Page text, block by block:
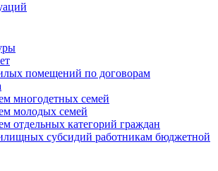
помещений по договорам
многодетных семей
молодых семей
отдельных категорий граждан
субсидий работникам бюджетной